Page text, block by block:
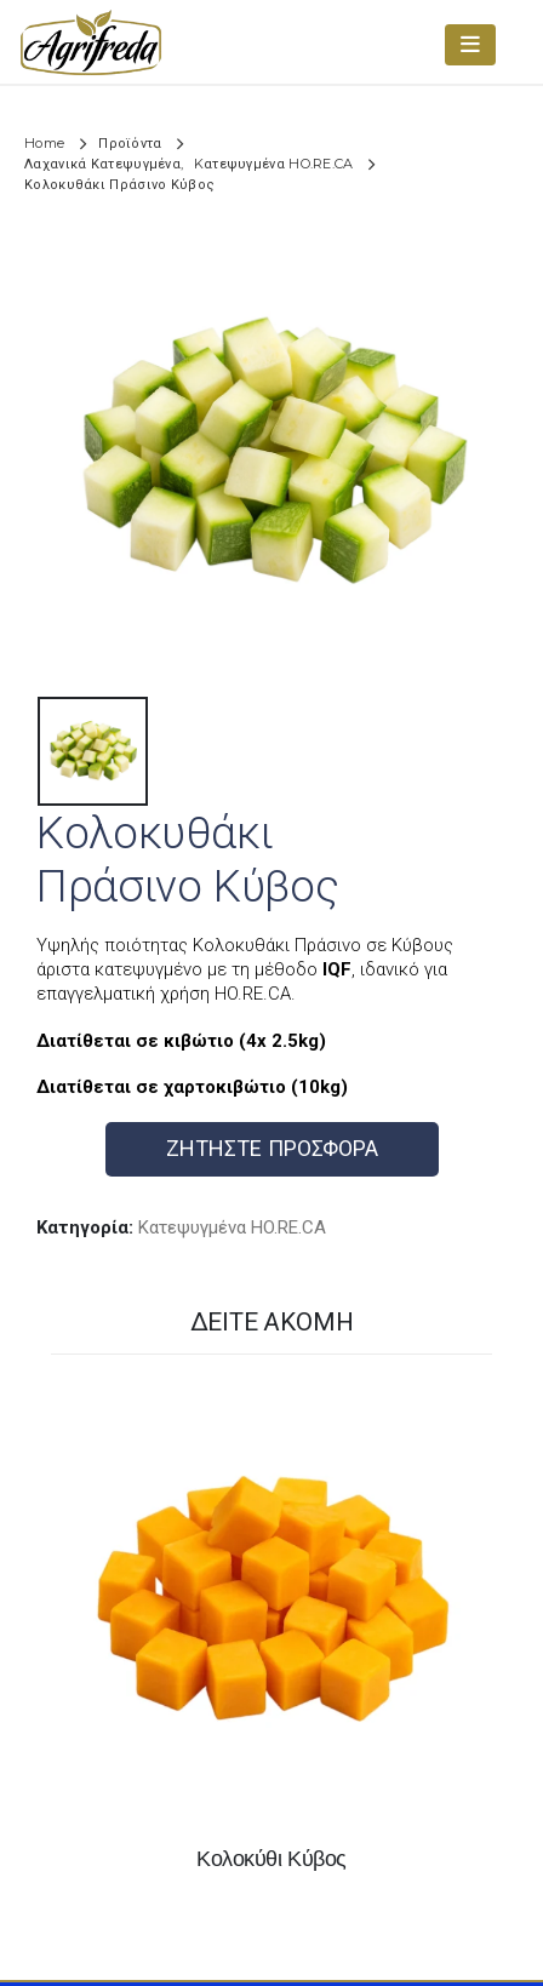
Home
Προϊόντα
Λαχανικά Κατεψυγμένα
Kατεψυγμένα HO.RE.CA
Κολοκυθάκι Πράσινο Κύβος
Κολοκυθάκι
Πράσινο Κύβος
Υψηλής ποιότητας Κολοκυθάκι Πράσινο σε Κύβους
άριστα κατεψυγμένο με τη μέθοδο IQF, ιδανικό για
επαγγελματική χρήση HO.RE.CA.
Διατίθεται σε κιβώτιο (4x 2.5kg)
Διατίθεται σε χαρτοκιβώτιο (10kg)
ΖΗΤΗΣΤΕ ΠΡΟΣΦΟΡΑ
Κατηγορία: Kατεψυγμένα HO.RE.CA
ΔΕΊΤΕ ΑΚΌΜΗ
Κολοκύθι Κύβος